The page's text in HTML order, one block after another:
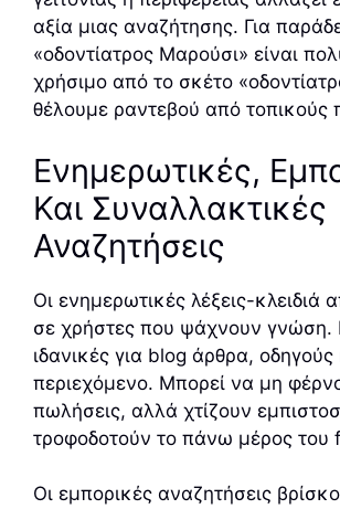
αξία μιας αναζήτησης. Για
«οδοντίατρος Μαρούσι» είναι
χρήσιμο από το σκέτο
θέλουμε ραντεβού από τοπικούς
Ενημερωτικές,
Και Συναλλακτικές
Αναζητήσεις
Οι ενημερωτικές λέξεις-κλειδιά
σε χρήστες που ψάχνουν γνώση.
ιδανικές για blog άρθρα, οδηγούς
περιεχόμενο. Μπορεί να μη
πωλήσεις, αλλά χτίζουν
τροφοδοτούν το πάνω μέρος του
Οι εμπορικές αναζητήσεις